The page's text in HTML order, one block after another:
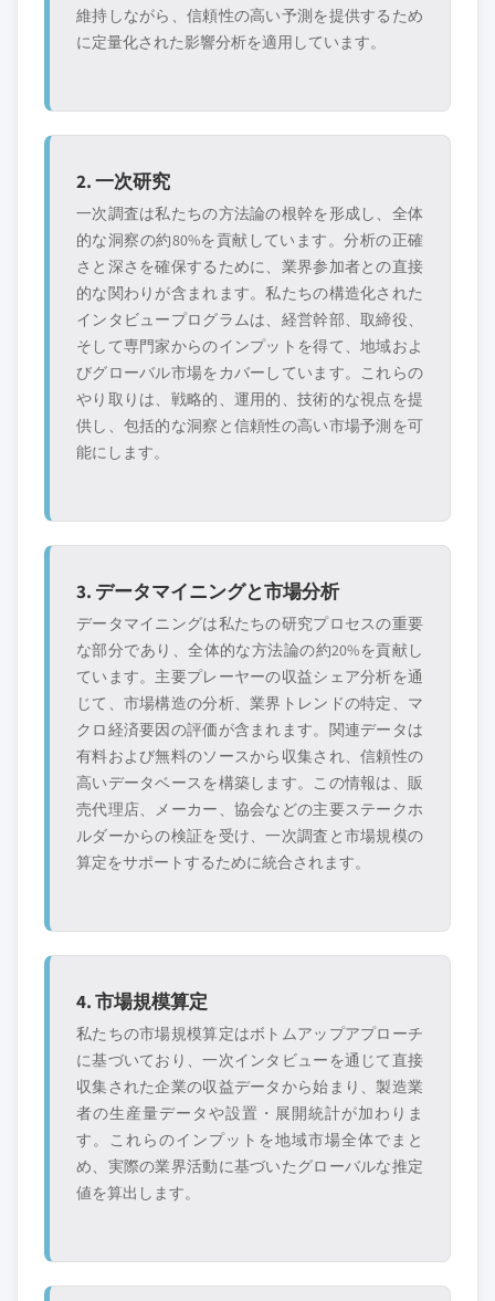
維持しながら、信頼性の高い予測を提供するため
に定量化された影響分析を適用しています。
2. 一次研究
一次調査は私たちの方法論の根幹を形成し、全体
的な洞察の約80%を貢献しています。分析の正確
さと深さを確保するために、業界参加者との直接
的な関わりが含まれます。私たちの構造化された
インタビュープログラムは、経営幹部、取締役、
そして専門家からのインプットを得て、地域およ
びグローバル市場をカバーしています。これらの
やり取りは、戦略的、運用的、技術的な視点を提
供し、包括的な洞察と信頼性の高い市場予測を可
能にします。
3. データマイニングと市場分析
データマイニングは私たちの研究プロセスの重要
な部分であり、全体的な方法論の約20%を貢献し
ています。主要プレーヤーの収益シェア分析を通
じて、市場構造の分析、業界トレンドの特定、マ
クロ経済要因の評価が含まれます。関連データは
有料および無料のソースから収集され、信頼性の
高いデータベースを構築します。この情報は、販
売代理店、メーカー、協会などの主要ステークホ
ルダーからの検証を受け、一次調査と市場規模の
算定をサポートするために統合されます。
4. 市場規模算定
私たちの市場規模算定はボトムアップアプローチ
に基づいており、一次インタビューを通じて直接
収集された企業の収益データから始まり、製造業
者の生産量データや設置・展開統計が加わりま
す。これらのインプットを地域市場全体でまと
め、実際の業界活動に基づいたグローバルな推定
値を算出します。